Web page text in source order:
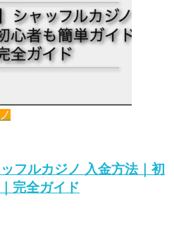
ッフルカジノ 入金方法｜初
完全ガイド